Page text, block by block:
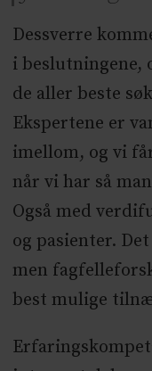
Dessverre
i beslutningene,
de aller beste
Ekspertene er
imellom, og vi
når vi har så
Også med
og pasienter.
men
best mulige